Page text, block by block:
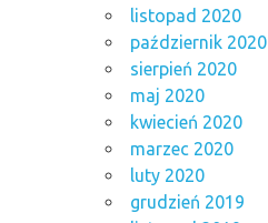
listopad 2020
październik 2020
sierpień 2020
maj 2020
kwiecień 2020
marzec 2020
luty 2020
grudzień 2019